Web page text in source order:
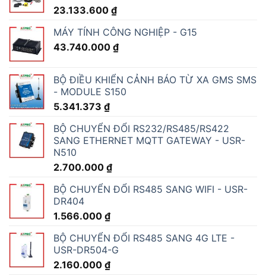
23.133.600 ₫
MÁY TÍNH CÔNG NGHIỆP - G15
43.740.000 ₫
BỘ ĐIỀU KHIỂN CẢNH BÁO TỪ XA GMS SMS
- MODULE S150
5.341.373 ₫
BỘ CHUYỂN ĐỔI RS232/RS485/RS422
SANG ETHERNET MQTT GATEWAY - USR-
N510
2.700.000 ₫
BỘ CHUYỂN ĐỔI RS485 SANG WIFI - USR-
DR404
1.566.000 ₫
BỘ CHUYỂN ĐỔI RS485 SANG 4G LTE -
USR-DR504-G
2.160.000 ₫